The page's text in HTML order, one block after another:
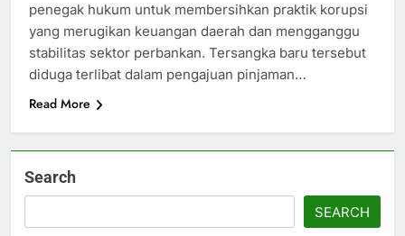
penegak hukum untuk membersihkan praktik korupsi
yang merugikan keuangan daerah dan mengganggu
stabilitas sektor perbankan. Tersangka baru tersebut
diduga terlibat dalam pengajuan pinjaman…
Read More
Search
SEARCH